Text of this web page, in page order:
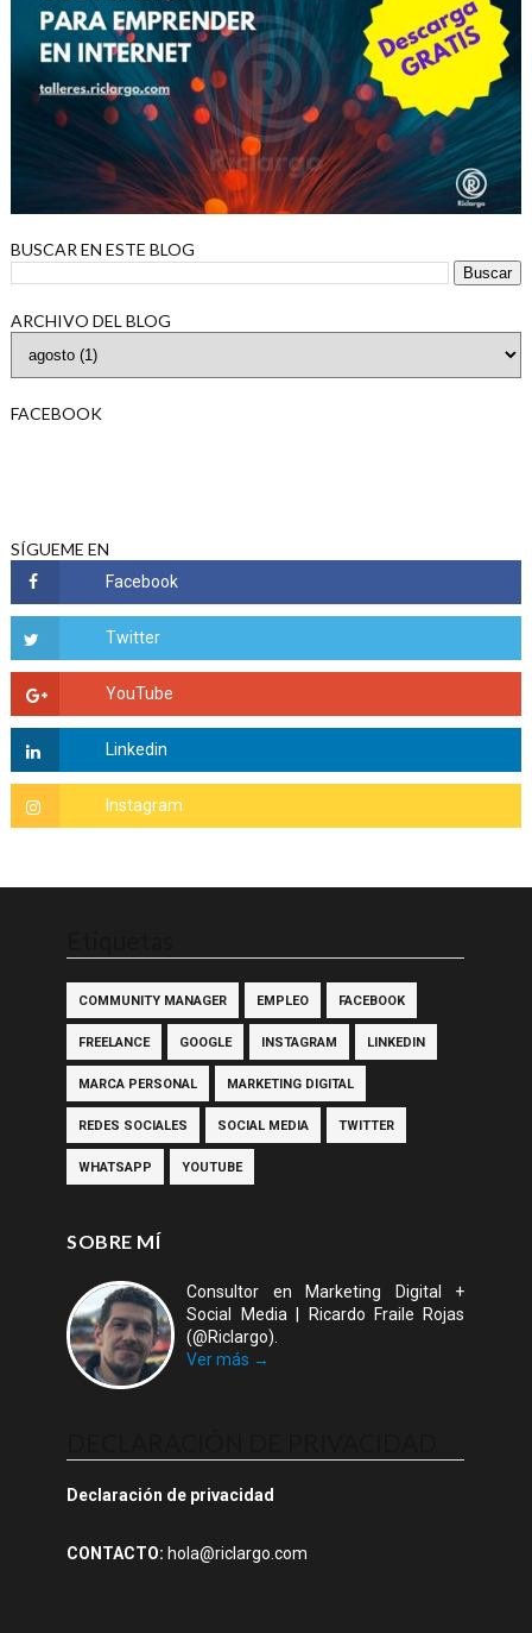
BUSCAR EN ESTE BLOG
ARCHIVO DEL BLOG
FACEBOOK
SÍGUEME EN
COMMUNITY MANAGER EMPLEO FACEBOOK
FREELANCE GOOGLE INSTAGRAM LINKEDIN
MARCA PERSONAL MARKETING DIGITAL
REDES SOCIALES SOCIAL MEDIA TWITTER
WHATSAPP YOUTUBE
SOBRE MÍ
Consultor en Marketing Digital +
Social Media | Ricardo Fraile Rojas
(@Riclargo).
Ver más →
Declaración de privacidad
CONTACTO: hola@riclargo.com